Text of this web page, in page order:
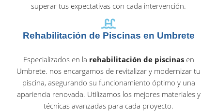
superar tus expectativas con cada intervención.
Rehabilitación de Piscinas en Umbrete
Especializados en la rehabilitación de piscinasen
Umbrete. nos encargamos de revitalizar y modernizar tu
piscina, asegurando su funcionamiento óptimo y una
apariencia renovada. Utilizamos los mejores materiales y
técnicas avanzadas para cada proyecto.